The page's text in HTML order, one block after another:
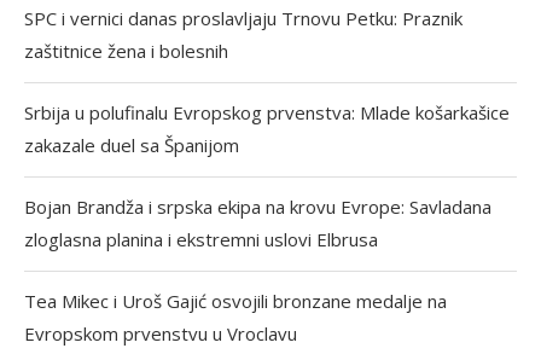
SPC i vernici danas proslavljaju Trnovu Petku: Praznik
zaštitnice žena i bolesnih
Srbija u polufinalu Evropskog prvenstva: Mlade košarkašice
zakazale duel sa Španijom
Bojan Brandža i srpska ekipa na krovu Evrope: Savladana
zloglasna planina i ekstremni uslovi Elbrusa
Tea Mikec i Uroš Gajić osvojili bronzane medalje na
Evropskom prvenstvu u Vroclavu